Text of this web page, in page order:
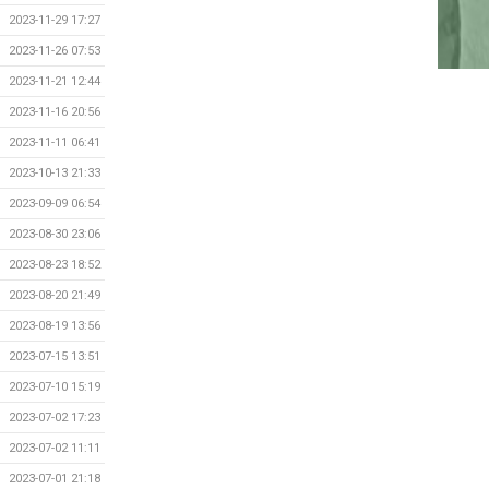
2023-11-29 17:27
2023-11-26 07:53
2023-11-21 12:44
2023-11-16 20:56
2023-11-11 06:41
2023-10-13 21:33
2023-09-09 06:54
2023-08-30 23:06
2023-08-23 18:52
2023-08-20 21:49
2023-08-19 13:56
2023-07-15 13:51
2023-07-10 15:19
2023-07-02 17:23
2023-07-02 11:11
2023-07-01 21:18